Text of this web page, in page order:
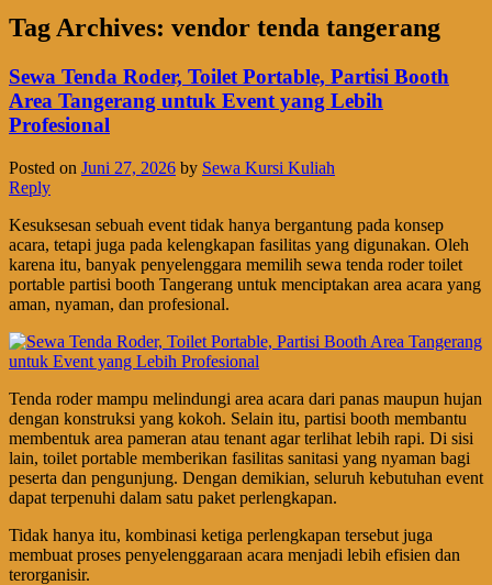
Tag Archives: vendor tenda tangerang
Sewa Tenda Roder, Toilet Portable, Partisi Booth
Area Tangerang untuk Event yang Lebih
Profesional
Posted on Juni 27, 2026 by Sewa Kursi Kuliah
Reply
Kesuksesan sebuah event tidak hanya bergantung pada konsep
acara, tetapi juga pada kelengkapan fasilitas yang digunakan. Oleh
karena itu, banyak penyelenggara memilih sewa tenda roder toilet
portable partisi booth Tangerang untuk menciptakan area acara yang
aman, nyaman, dan profesional.
Tenda roder mampu melindungi area acara dari panas maupun hujan
dengan konstruksi yang kokoh. Selain itu, partisi booth membantu
membentuk area pameran atau tenant agar terlihat lebih rapi. Di sisi
lain, toilet portable memberikan fasilitas sanitasi yang nyaman bagi
peserta dan pengunjung. Dengan demikian, seluruh kebutuhan event
dapat terpenuhi dalam satu paket perlengkapan.
Tidak hanya itu, kombinasi ketiga perlengkapan tersebut juga
membuat proses penyelenggaraan acara menjadi lebih efisien dan
terorganisir.